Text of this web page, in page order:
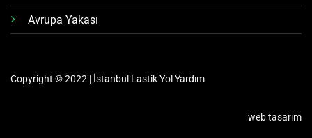
Avrupa Yakası
Copyright © 2022 | İstanbul Lastik Yol Yardım
web tasarım